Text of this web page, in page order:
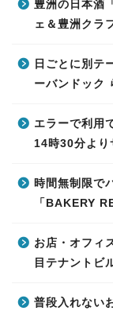
豊洲の日本酒
ェ＆豊洲クラ
日ごとに別テ
ーバンドック
エラーで利用
14時30分より
時間無制限で
「BAKERY
お店・オフィ
目テナントビ
普段入れない